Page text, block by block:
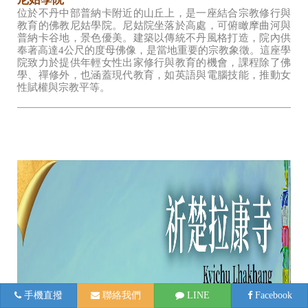
位於不丹中部普納卡附近的山丘上，是一座結合宗教修行與
教育的佛教尼姑學院。尼姑院坐落於高處，可俯瞰摩曲河與
普納卡谷地，景色優美。建築以傳統不丹風格打造，院內供
奉著高達4公尺的度母佛像，是當地重要的宗教象徵。這座學
院致力於提供年輕女性出家修行與教育的機會，課程除了佛
學、禪修外，也涵蓋現代教育，如英語與電腦技能，推動女
性賦權與宗教平等。
手機直撥 聯絡我們 LINE Facebook